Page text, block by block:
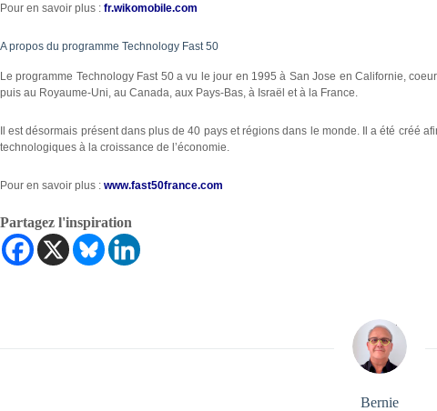
Pour en savoir plus : fr.wikomobile.com
A propos du programme Technology Fast 50
Le programme Technology Fast 50 a vu le jour en 1995 à San Jose en Californie,
puis au Royaume-Uni, au Canada, aux Pays-Bas, à Israël et à la France.
Il est désormais présent dans plus de 40 pays et régions dans le monde. Il a été créé
technologiques à la croissance de l’économie.
Pour en savoir plus : www.fast50france.com
Partagez l'inspiration
Bernie